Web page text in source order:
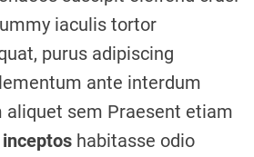
iaculis tortor
purus adipiscing
ante interdum
sem Praesent etiam
inceptos habitasse odio